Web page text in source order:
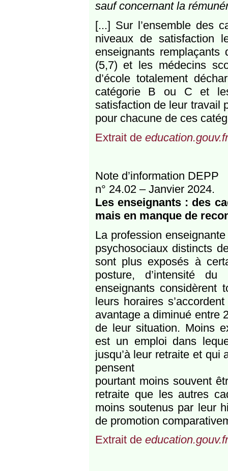
sauf concernant la
[...] Sur l’ensemble des
niveaux de satisfaction
enseignants
(5,7) et les médecins
d’école totalement
catégorie B ou C et
satisfaction de leur travail
pour chacune de ces
Extrait de education.gouv.fr
Note d’information DEPP
n° 24.02 – Janvier 2024.
Les enseignants : des
mais en manque de
La profession
psychosociaux distincts
sont plus exposés à
posture, d’intensité
enseignants considèrent
leurs horaires
avantage a diminué entre
de leur situation. Moins
est un emploi dans
jusqu’à leur retraite et qui
pensent
pourtant moins souvent
retraite que les autres
moins soutenus par leur
de promotion
Extrait de education.gouv.fr